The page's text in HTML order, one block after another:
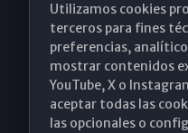
Santa
Utilizamos cookies
terceros para fines
preferencias,
mostrar contenidos
YouTube, X o
aceptar todas las
las opcionales o